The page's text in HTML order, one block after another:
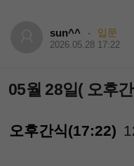
sun^^ · 입문
2026.05.28 17:22
05월 28일( 오후
오후간식(17:22)